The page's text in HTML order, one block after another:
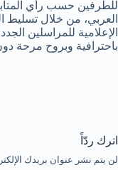
للطرفين حسب رأي
العربي، من خلال تسليط
الإعلامية للمراسلين
باحترافية وبروح مرحة
اترك ردّاً
لن يتم نشر عنوان بريدك